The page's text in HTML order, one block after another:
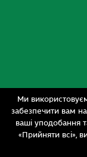
Ми
забезпечити вам
ваші уподобання
«Прийняти всі»,